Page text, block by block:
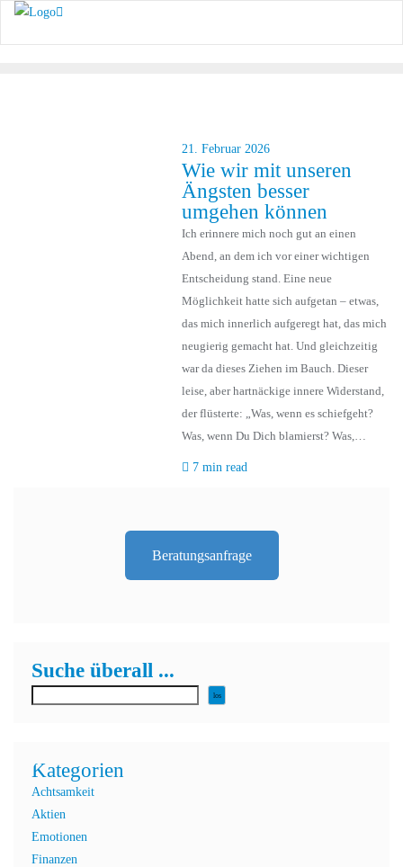
21. Februar 2026
Wie wir mit unseren
Ängsten besser
umgehen können
Ich erinnere mich noch gut an einen
Abend, an dem ich vor einer wichtigen
Entscheidung stand. Eine neue
Möglichkeit hatte sich aufgetan – etwas,
das mich innerlich aufgeregt hat, das mich
neugierig gemacht hat. Und gleichzeitig
war da dieses Ziehen im Bauch. Dieser
leise, aber hartnäckige innere Widerstand,
der flüsterte: „Was, wenn es schiefgeht?
Was, wenn Du Dich blamierst? Was,…
7 min read
Beratungsanfrage
Suche überall ...
los
Kategorien
Achtsamkeit
Aktien
Emotionen
Finanzen